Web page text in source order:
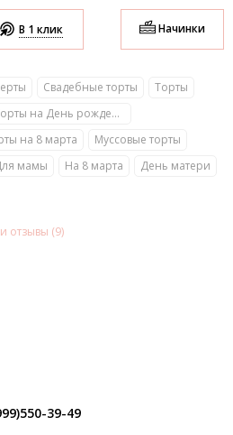
В 1 клик Начинки
Свадебные торты
Торты
Торты на День рождения
на 8 марта
Муссовые торты
мамы На 8 марта
День матери
отзывы (9)
39-49